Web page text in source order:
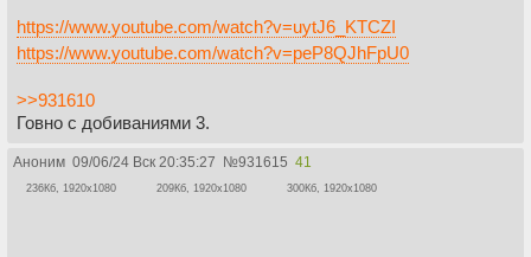
https://www.youtube.com/watch?v=uytJ6_KTCZI
https://www.youtube.com/watch?v=peP8QJhFpU0
>>931610
Говно с добиваниями 3.
Аноним 09/06/24 Вск 20:35:27 №931615 41
236Кб, 1920x1080 209Кб, 1920x1080 300Кб, 1920x1080